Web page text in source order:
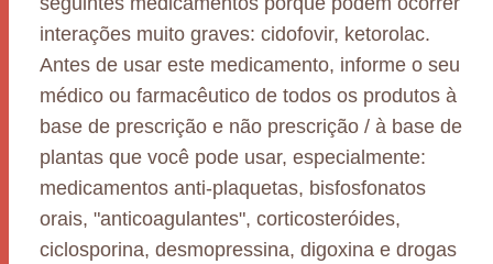
interações muito graves: cidofovir, ketorolac.
Antes de usar este medicamento, informe o seu
médico ou farmacêutico de todos os produtos à
base de prescrição e não prescrição / à base de
plantas que você pode usar, especialmente:
medicamentos anti-plaquetas, bisfosfonatos
orais, "anticoagulantes", corticosteróides,
ciclosporina, desmopressina, digoxina e drogas